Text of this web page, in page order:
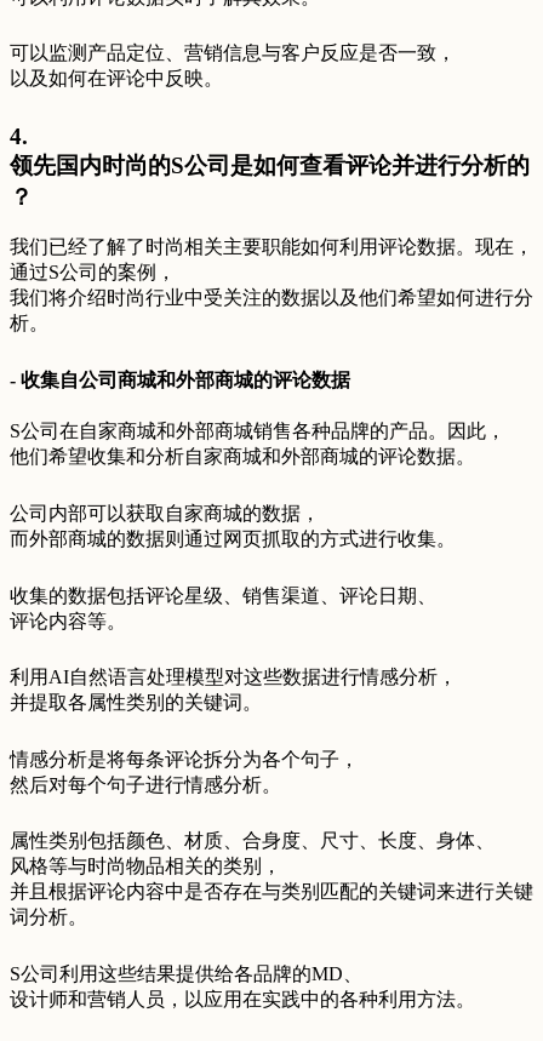
可以监测产品定位、营销信息与客户反应是否一致，
以及如何在评论中反映。
4.
领先国内时尚的S公司是如何查看评论并进行分析的
？
我们已经了解了时尚相关主要职能如何利用评论数据。现在，
通过S公司的案例，
我们将介绍时尚行业中受关注的数据以及他们希望如何进行分
析。
- 收集自公司商城和外部商城的评论数据
S公司在自家商城和外部商城销售各种品牌的产品。因此，
他们希望收集和分析自家商城和外部商城的评论数据。
公司内部可以获取自家商城的数据，
而外部商城的数据则通过网页抓取的方式进行收集。
收集的数据包括评论星级、销售渠道、评论日期、
评论内容等。
利用AI自然语言处理模型对这些数据进行情感分析，
并提取各属性类别的关键词。
情感分析是将每条评论拆分为各个句子，
然后对每个句子进行情感分析。
属性类别包括颜色、材质、合身度、尺寸、长度、身体、
风格等与时尚物品相关的类别，
并且根据评论内容中是否存在与类别匹配的关键词来进行关键
词分析。
S公司利用这些结果提供给各品牌的MD、
设计师和营销人员，以应用在实践中的各种利用方法。